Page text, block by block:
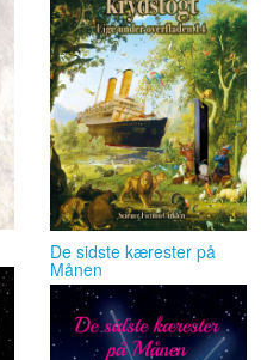
De sidste kærester på
Månen